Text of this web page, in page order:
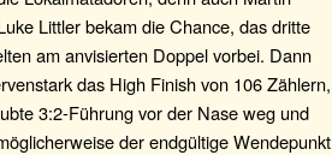
Littler bekam die Chance, das dritte
am anvisierten Doppel vorbei. Dann
das High Finish von 106 Zählern,
3:2-Führung vor der Nase weg und
der endgültige Wendepunkt